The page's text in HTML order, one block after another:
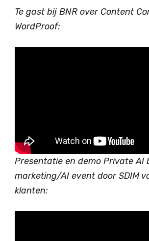
Te gast bij BNR over Content
WordProof:
Presentatie en demo Private AI
marketing/AI event door SDIM
klanten: